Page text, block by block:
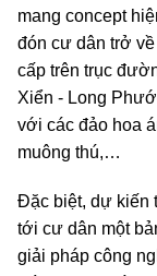
mang concept
đón cư dân trở
cấp trên trục
Xiển - Long
với các đảo hoa
muông thú,…
Đặc biệt, dự kiến
tới cư dân một
giải pháp công